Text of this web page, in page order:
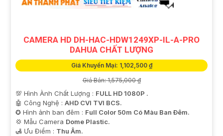
CAMERA HD DH-HAC-HDW1249XP-IL-A-PRO
DAHUA CHẤT LƯỢNG
Giá Khuyến Mại: 1,102,500 ₫
Giá Bán: 1,575,000 ₫
💯 Hình Ành Chất Lượng : FULL HD 1080P .
🤖️ Công Nghệ : AHD CVI TVI BCS.
✪ Hình ảnh ban đêm : Full Color 50m Có Màu Ban Ðêm.
💢 Mẫu Camera Dome Plastic.
️🛃 Ưu Điểm : Thu Âm.